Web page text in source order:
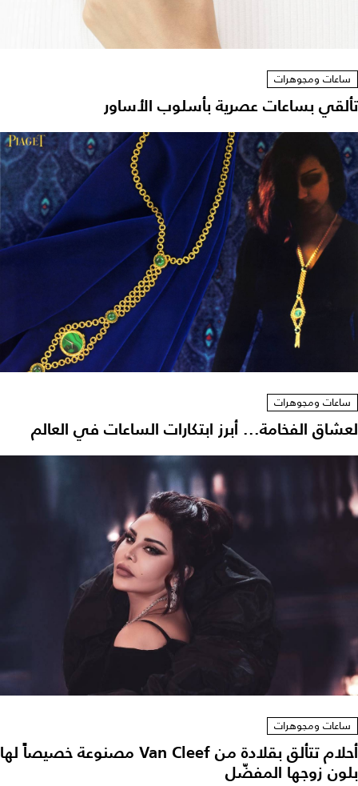
ساعات ومجوهرات
تألقي بساعات عصرية بأسلوب الأساور
ساعات ومجوهرات
لعشاق الفخامة... أبرز ابتكارات الساعات في العالم
ساعات ومجوهرات
أحلام تتألق بقلادة من Van Cleef مصنوعة خصيصاً لها
بلون زوجها المفضّل